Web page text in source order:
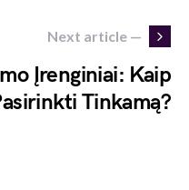
Next article —
Įrenginiai: Kaip
Tinkamą?